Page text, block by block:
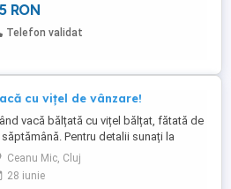
RON
Telefon validat
cu vițel de vânzare!
vacă bălțată cu vițel bălțat, fătată de
Pentru detalii sunați la
de telefon
Ceanu Mic, Cluj
28 iunie